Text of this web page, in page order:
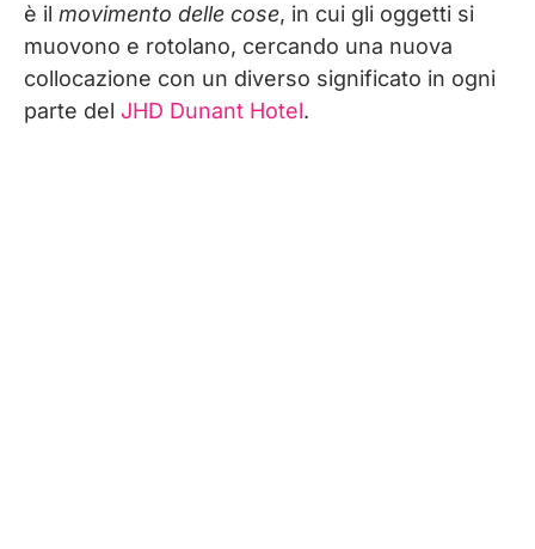
è il movimento delle cose, in cui gli oggetti si
muovono e rotolano, cercando una nuova
collocazione con un diverso significato in ogni
parte del JHD Dunant Hotel.